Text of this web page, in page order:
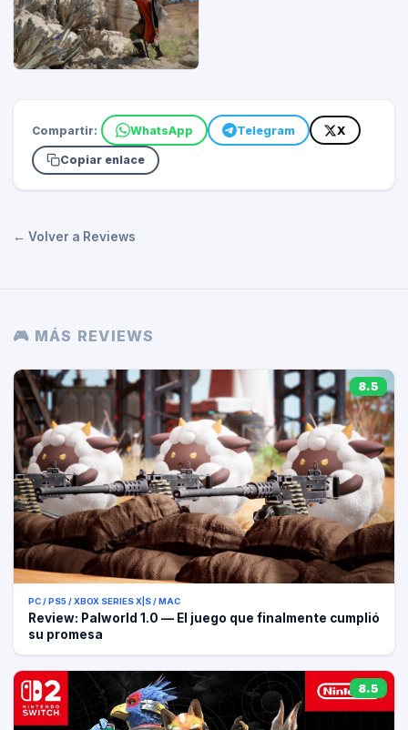
Compartir: WhatsApp Telegram X
Copiar enlace
← Volver a Reviews
🎮 MÁS REVIEWS
8.5
PC / PS5 / XBOX SERIES X|S / MAC
Review: Palworld 1.0 — El juego que finalmente cumplió
su promesa
8.5